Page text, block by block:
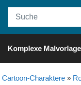
Komplexe
Cartoon-Charaktere»